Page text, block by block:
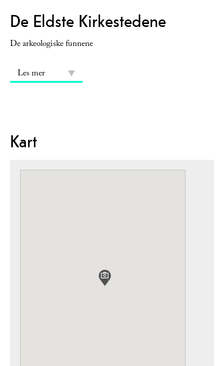
De Eldste Kirkestedene
De arkeologiske funnene
Les mer
Kart